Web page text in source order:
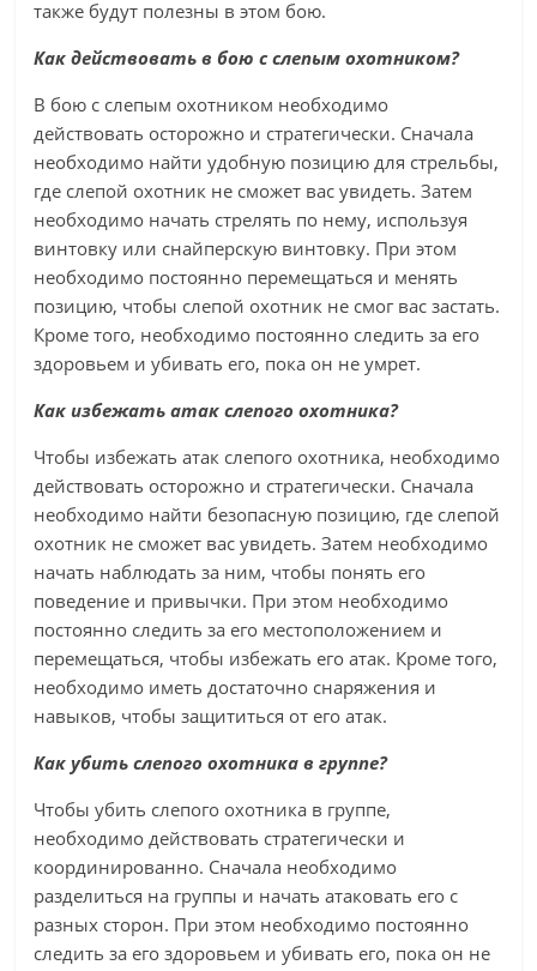
также будут полезны в этом бою.
Как действовать в бою с слепым охотником?
В бою с слепым охотником необходимо
действовать осторожно и стратегически. Сначала
необходимо найти удобную позицию для стрельбы,
где слепой охотник не сможет вас увидеть. Затем
необходимо начать стрелять по нему, используя
винтовку или снайперскую винтовку. При этом
необходимо постоянно перемещаться и менять
позицию, чтобы слепой охотник не смог вас застать.
Кроме того, необходимо постоянно следить за его
здоровьем и убивать его, пока он не умрет.
Как избежать атак слепого охотника?
Чтобы избежать атак слепого охотника, необходимо
действовать осторожно и стратегически. Сначала
необходимо найти безопасную позицию, где слепой
охотник не сможет вас увидеть. Затем необходимо
начать наблюдать за ним, чтобы понять его
поведение и привычки. При этом необходимо
постоянно следить за его местоположением и
перемещаться, чтобы избежать его атак. Кроме того,
необходимо иметь достаточно снаряжения и
навыков, чтобы защититься от его атак.
Как убить слепого охотника в группе?
Чтобы убить слепого охотника в группе,
необходимо действовать стратегически и
координированно. Сначала необходимо
разделиться на группы и начать атаковать его с
разных сторон. При этом необходимо постоянно
следить за его здоровьем и убивать его, пока он не